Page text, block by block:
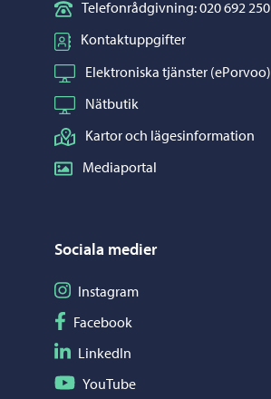
Telefonrådgivning: 020 692 250
Kontaktuppgifter
Elektroniska tjänster (ePorvoo)
Nätbutik
Kartor och lägesinformation
Mediaportal
Sociala medier
Följ på Instagram
Instagram
Följ på Facebook
Facebook
Följ på LinkedIn
LinkedIn
Följ på YouTube
YouTube